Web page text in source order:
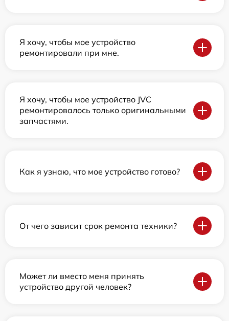
Я хочу, чтобы мое устройство
ремонтировали при мне.
Я хочу, чтобы мое устройство JVC
ремонтировалось только оригинальными
запчастями.
Как я узнаю, что мое устройство готово?
От чего зависит срок ремонта техники?
Может ли вместо меня принять
устройство другой человек?